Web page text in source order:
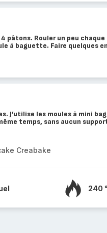
pâtons. Rouler un peu
à baguette. Faire quelques
J’utilise les moules à mini
temps, sans aucun
Creabake
240